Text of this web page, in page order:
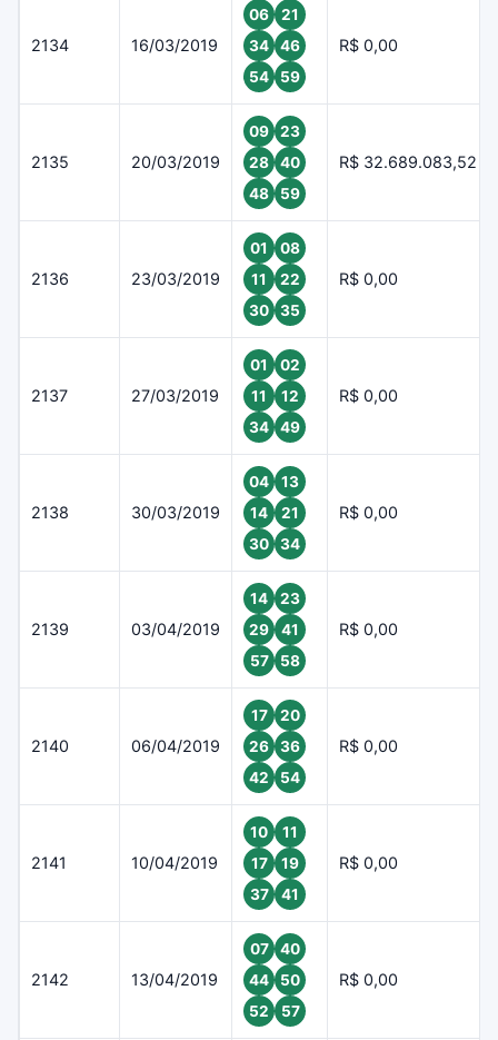
2134 16/03/2019
06
21
34
46
54
59
R$ 0,00
2135 20/03/2019
09
23
28
40
48
59
R$ 32.689.083,52
2136 23/03/2019
01
08
11
22
30
35
R$ 0,00
2137 27/03/2019
01
02
11
12
34
49
R$ 0,00
2138 30/03/2019
04
13
14
21
30
34
R$ 0,00
2139 03/04/2019
14
23
29
41
57
58
R$ 0,00
2140 06/04/2019
17
20
26
36
42
54
R$ 0,00
2141 10/04/2019
10
11
17
19
37
41
R$ 0,00
2142 13/04/2019
07
40
44
50
52
57
R$ 0,00